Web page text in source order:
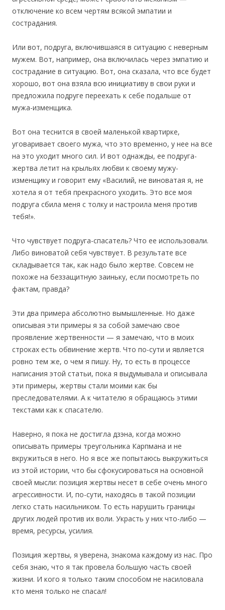
отключение ко всем чертям всякой эмпатии и
сострадания.
Или вот, подруга, включившаяся в ситуацию с неверным
мужем. Вот, например, она включилась через эмпатию и
сострадание в ситуацию. Вот, она сказала, что все будет
хорошо, вот она взяла всю инициативу в свои руки и
предложила подруге переехать к себе подальше от
мужа-изменщика.
Вот она теснится в своей маленькой квартирке,
уговаривает своего мужа, что это временно, у нее на все
на это уходит много сил. И вот однажды, ее подруга-
жертва летит на крыльях любви к своему мужу-
изменщику и говорит ему «Василий, не виноватая я, не
хотела я от тебя прекрасного уходить. Это все моя
подруга сбила меня с толку и настроила меня против
тебя!».
Что чувствует подруга-спасатель? Что ее использовали.
Либо виноватой себя чувствует. В результате все
складывается так, как надо было жертве. Совсем не
похоже на беззащитную заиньку, если посмотреть по
фактам, правда?
Эти два примера абсолютно вымышленные. Но даже
описывая эти примеры я за собой замечаю свое
проявление жертвенности — я замечаю, что в моих
строках есть обвинение жертв. Что по-сути и является
ровно тем же, о чем я пишу. Ну, то есть в процессе
написания этой статьи, пока я выдумывала и описывала
эти примеры, жертвы стали моими как бы
преследователями. А к читателю я обращаюсь этими
текстами как к спасателю.
Наверно, я пока не достигла дзэна, когда можно
описывать примеры треугольника Карпмана и не
вкружиться в него. Но я все же попытаюсь выкружиться
из этой истории, что бы сфокусироваться на основной
своей мысли: позиция жертвы несет в себе очень много
агрессивности. И, по-сути, находясь в такой позиции
легко стать насильником. То есть нарушить границы
других людей против их воли. Украсть у них что-либо —
время, ресурсы, усилия.
Позиция жертвы, я уверена, знакома каждому из нас. Про
себя знаю, что я так провела большую часть своей
жизни. И кого я только таким способом не насиловала
кто меня только не спасал!